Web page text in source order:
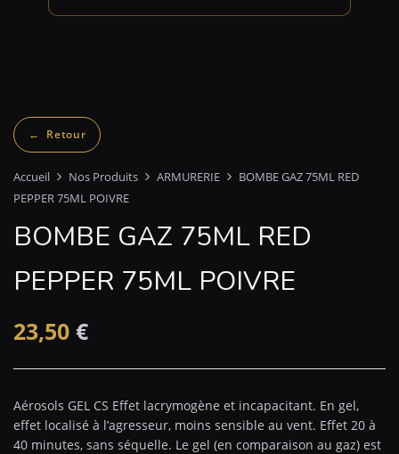
Accueil Nos Produits ARMURERIE
BOMBE GAZ 75ML RED
PEPPER 75ML POIVRE
BOMBE GAZ 75ML RED
PEPPER 75ML POIVRE
23,50 €
Aérosols GEL CS Effet lacrymogène et incapacitant. En gel,
effet localisé à l’agresseur, moins sensible au vent. Effet 20 à
40 minutes, sans séquelle. Le gel (en comparaison au gaz) est